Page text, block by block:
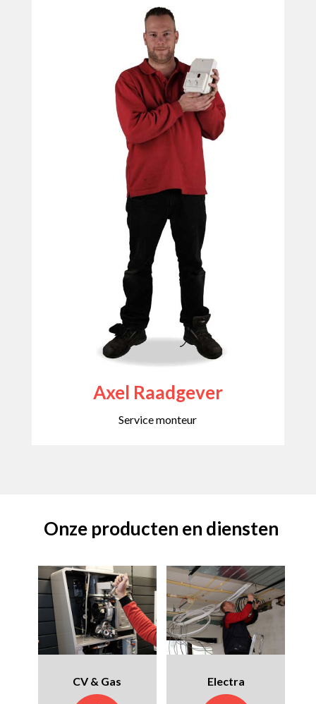
Axel Raadgever
Service monteur
Onze producten en diensten
CV & Gas Electra